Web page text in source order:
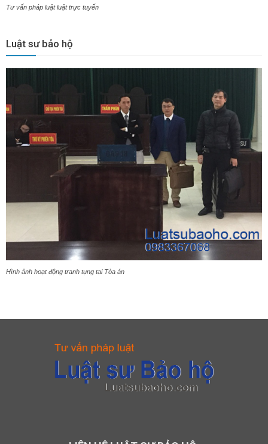
Tư vấn pháp luật luật trực tuyến
Luật sư bảo hộ
Hình ảnh hoạt động tranh tụng tại Tòa án